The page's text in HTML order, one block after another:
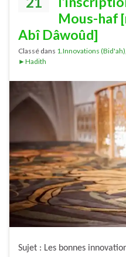
Mous-haf
Abî Dâwoûd]
Classé dans 1.Innovations (Bid'ah)
►Hadith
Sujet : Les bonnes